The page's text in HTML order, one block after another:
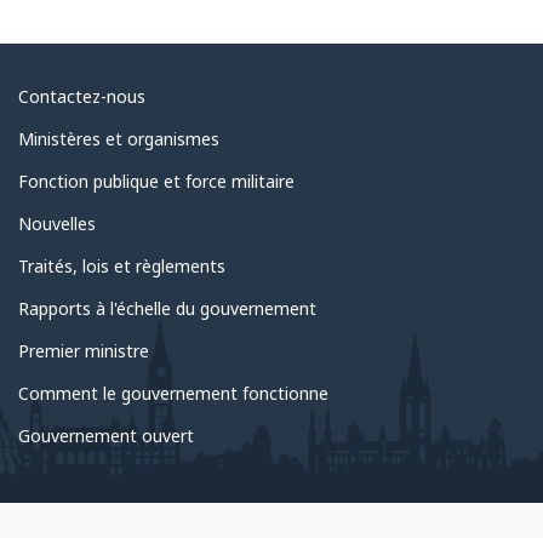
Au
sujet
du
gouvernement
Contactez-nous
Ministères et organismes
Fonction publique et force militaire
Nouvelles
Traités, lois et règlements
Rapports à l'échelle du gouvernement
Premier ministre
Comment le gouvernement fonctionne
Gouvernement ouvert